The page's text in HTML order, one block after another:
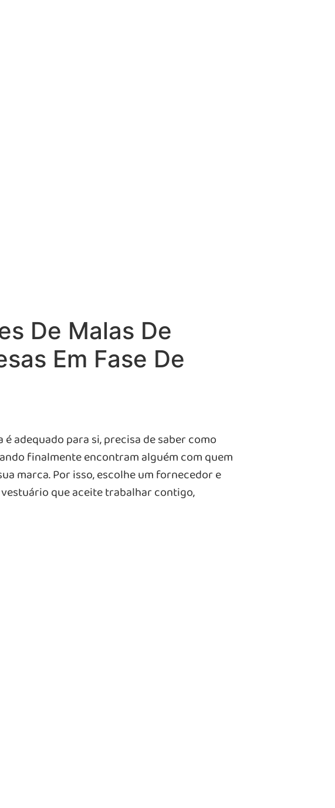
De Malas De
Em Fase De
adequado para si, precisa de saber como
finalmente encontram alguém com quem
marca. Por isso, escolhe um fornecedor e
que aceite trabalhar contigo,